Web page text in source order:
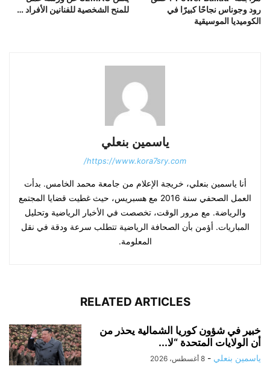
للمنح الشخصية للفنانين الأفراد …
رود وجوناس نجاحًا كبيرًا في
الكوميديا ​​الموسيقية
ياسمين بنعلي
https://www.kora7sry.com/
أنا ياسمين بنعلي، خريجة الإعلام من جامعة محمد الخامس. بدأت
العمل الصحفي سنة 2016 مع هسبريس، حيث غطيت قضايا المجتمع
والرياضة. مع مرور الوقت، تخصصت في الأخبار الرياضية وتحليل
المباريات. أؤمن بأن الصحافة الرياضية تتطلب سرعة ودقة في نقل
المعلومة.
RELATED ARTICLES
خبير في شؤون كوريا الشمالية يحذر من
أن الولايات المتحدة “لا...
ياسمين بنعلي - 8 أغسطس، 2026